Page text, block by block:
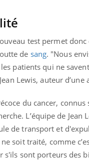
test permet
de sang. "Nous
patients qui ne
Lewis, auteur d’une
du cancer,
L’équipe de
de transport et
soit traité, comme
s'ils sont porteurs des